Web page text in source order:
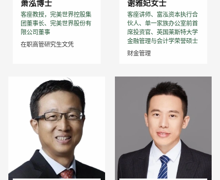
萧泓博士
客座教授，完美世界控股集
团董事长、完美世界股份有
限公司董事
在职高管研究生文凭
谢雅妃女士
客座讲师、富泓资本执行合
伙人、单一家族办公室前首
席投资官、英国莱斯特大学
金融管理与会计学荣誉硕士
财金管理